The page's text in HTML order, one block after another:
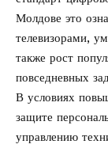
Молдове это
телевизорами,
также рост
повседневных
В условиях
защите
управлению